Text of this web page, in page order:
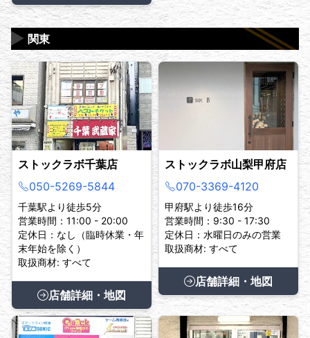
関東
▶
ストックラボ千葉店
050-5269-5844
千葉駅より徒歩5分
営業時間：11:00 - 20:00
定休日：なし（臨時休業・年
末年始を除く）
取扱商材: すべて
店舗詳細・地図
ストックラボ山梨甲府店
070-3369-4120
甲府駅より徒歩16分
営業時間：9:30 - 17:30
定休日：水曜日のみの営業
取扱商材: すべて
店舗詳細・地図